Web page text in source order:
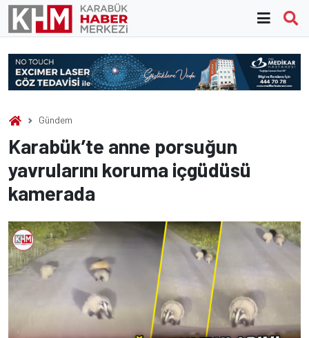
Skip
content
Gündem
Karabük’te anne porsuğun
yavrularını koruma içgüdüsü
kamerada